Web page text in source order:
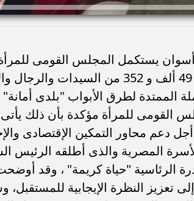
و500 زيارة منزلية إستهدفت توعية عدد 49 ألف و 352
الممتدة لطرق الأبواب "بلدى
للمرأة مؤكدة بأن ذلك
دعم محاور التمكين الإقتصادى
المصرية والذى أطلقه الرئيس
الرئاسية "حياة كريمة" ، وقد
النظرة الإيجابية للمستقبل،